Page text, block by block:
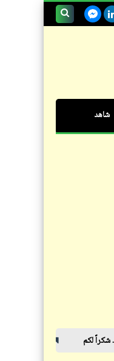
شاهد
رئيس المجلس الأوروبي يتجوّل